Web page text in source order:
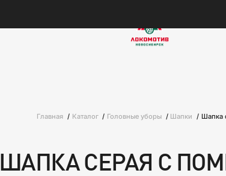
Главная Каталог Головные уборы Шапки Шапка
ШАПКА СЕРАЯ С